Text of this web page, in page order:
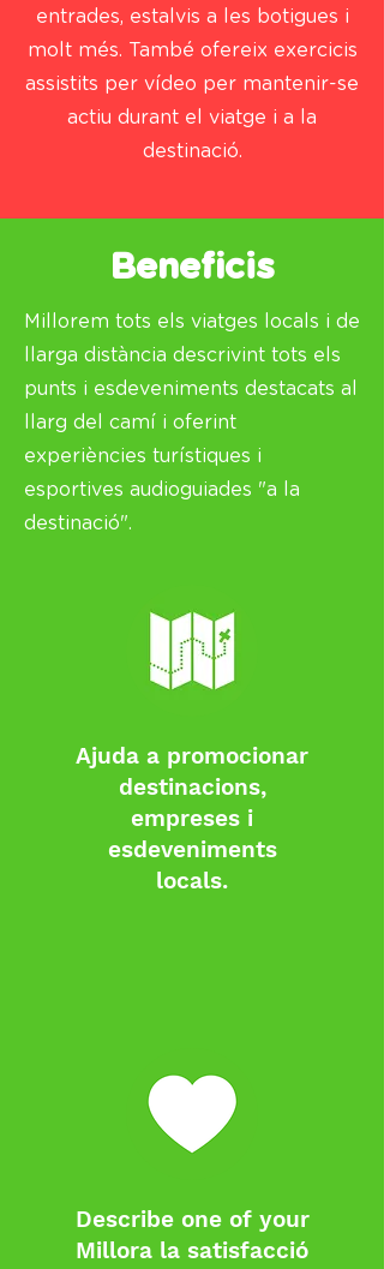
entrades, estalvis a les botigues i
molt més. També ofereix exercicis
assistits per vídeo per mantenir-se
actiu durant el viatge i a la
destinació.
Beneficis
Millorem tots els viatges locals i de
llarga distància descrivint tots els
punts i esdeveniments destacats al
llarg del camí i oferint
experiències turístiques i
esportives audioguiades "a la
destinació".
Ajuda a promocionar
destinacions,
empreses i
esdeveniments
locals.
Describe one of your
Millora la satisfacció